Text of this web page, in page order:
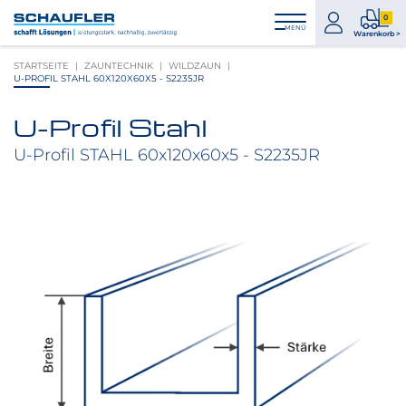
Inhalt
Hauptnavigation
Footernavigation
Logo
Schaufler
verlinkt
zur
MENÜ
zum
Konto
0
Warenkorb >
0
STARTSEITE ZAUNTECHNIK
WILDZAUN
U-PROFIL STAHL 60X120X60X5 - S2235JR
Produktbilder
U-Profil Stahl
U-Profil STAHL 60x120x60x5 - S2235JR